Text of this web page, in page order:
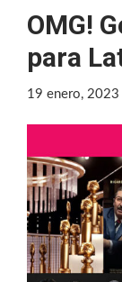
OMG!
para
19 enero,